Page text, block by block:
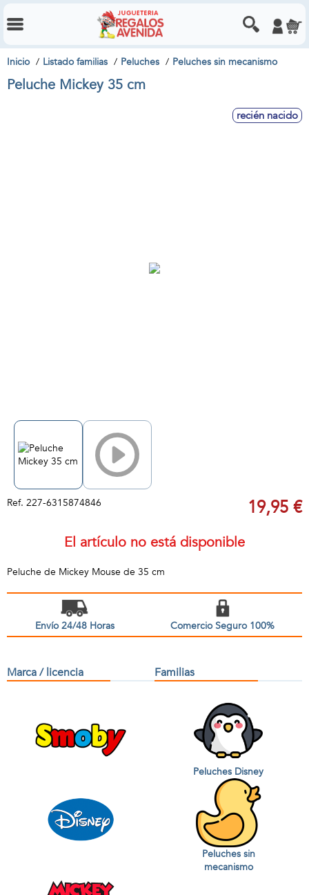
Inicio Listado familias Peluches Peluches sin mecanismo
Peluche Mickey 35 cm
recién nacido
Ref. 227-6315874846 19,95 €
El artículo no está disponible
Peluche de Mickey Mouse de 35 cm
Envío 24/48 Horas Comercio Seguro 100%
Marca / licencia Familias
Peluches Disney
Peluches sin
mecanismo